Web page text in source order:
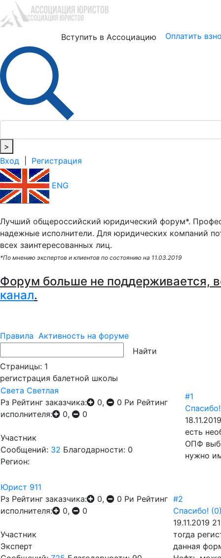
Вступить в Ассоциацию Оплатить
>
Вход
Регистрация
ENG
Лучший общероссийский юридический форум*.
надежные исполнители. Для юридических компаний
всех заинтересованных лиц.
*По мнению экспертов и клиентов по состоянию на 11.03.2019
Форум больше не поддерживается,
канал.
Правила Активность на форуме
Страницы: 1
регистрация балетной школы
Света Светлая
Рз Рейтинг заказчика: 0, 0 Ри Рейтинг
исполнителя:
0, 0
Участник
Сообщений: 32 Благодарности: 0
Регион:
#1
Спасибо!
есть
ОПФ
нужно
Юрист 911
Рз Рейтинг заказчика: 0, 0 Ри Рейтинг
исполнителя:
0, 0
Участник
Эксперт
#2
Спасибо!
19.11.2019
тогда
данная